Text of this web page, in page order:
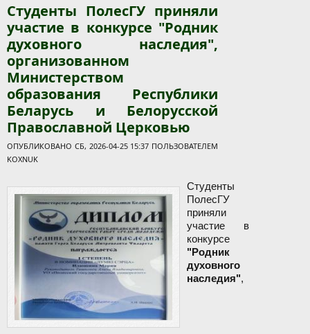
Студенты ПолесГУ приняли
участие в конкурсе "Родник
духовного наследия",
организованном
Министерством
образования Республики
Беларусь и Белорусской
Православной Церковью
ОПУБЛИКОВАНО СБ, 2026-04-25 15:37 ПОЛЬЗОВАТЕЛЕМ
KOXNUK
Студенты
ПолесГУ
приняли
участие в
конкурсе
"Родник
духовного
наследия",